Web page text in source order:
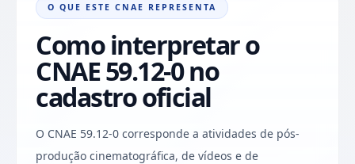
O QUE ESTE CNAE REPRESENTA
Como interpretar o
CNAE 59.12-0 no
cadastro oficial
O CNAE 59.12-0 corresponde a atividades de pós-
produção cinematográfica, de vídeos e de